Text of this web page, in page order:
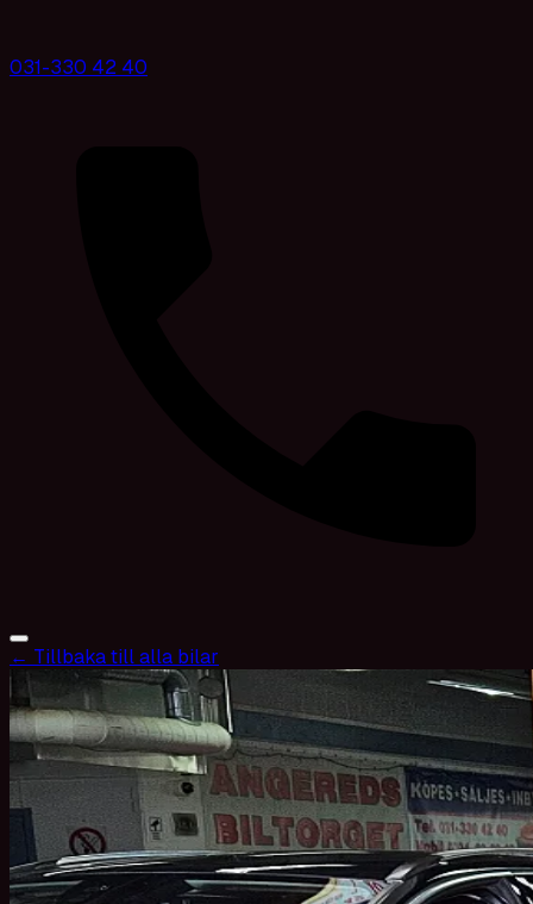
031-330 42 40
← Tillbaka till alla bilar